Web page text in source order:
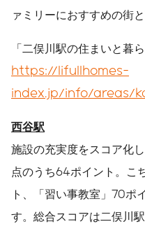
ァミリーにおすすめの街
「二俣川駅の住まいと暮
https://lifullhomes-
index.jp/info/areas/
西谷駅
施設の充実度をスコア化
点のうち64ポイント。こ
ト、「習い事教室」70ポ
す。総合スコアは二俣川